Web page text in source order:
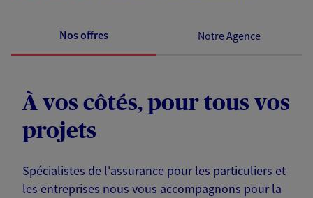
Nos offres Notre Agence
À vos côtés, pour tous vos
projets
Spécialistes de l'assurance pour les particuliers et
les entreprises nous vous accompagnons pour la